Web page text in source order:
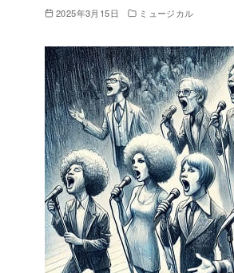
2025年3月15日 ミュージカル